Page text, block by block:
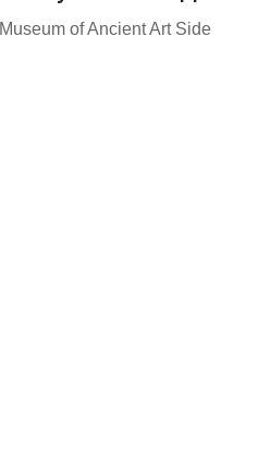
Museum of Ancient Art Side